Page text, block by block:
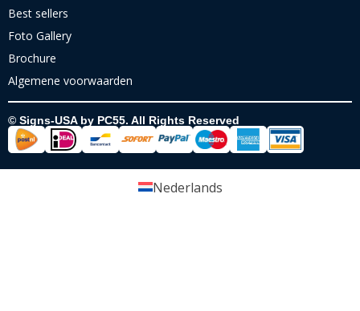
Best sellers
Foto Gallery
Brochure
Algemene voorwaarden
© Signs-USA by PC55. All Rights Reserved
Nederlands